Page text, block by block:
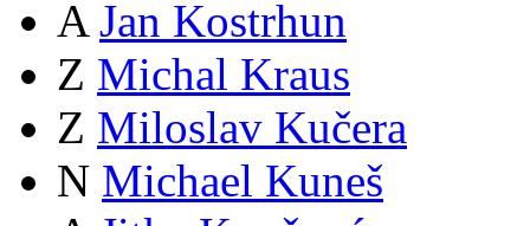
A Jan Kostrhun
Z Michal Kraus
Z Miloslav Kučera
N Michael Kuneš